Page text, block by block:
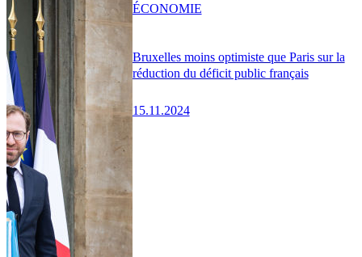
Bruxelles moins optimiste que Paris sur la
réduction du déficit public français
15.11.2024
ÉCONOMIE